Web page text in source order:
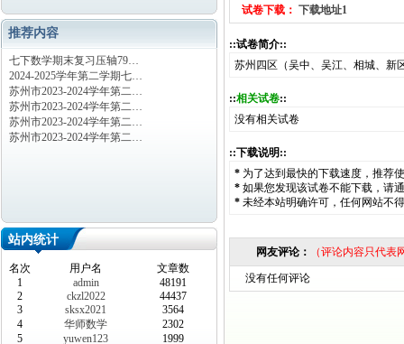
推荐内容
七下数学期末复习压轴79…
2024-2025学年第二学期七…
苏州市2023-2024学年第二…
苏州市2023-2024学年第二…
苏州市2023-2024学年第二…
苏州市2023-2024学年第二…
站内统计
名次 用户名
文章数
1
admin
48191
2
ckzl2022
44437
3
sksx2021
3564
4
华师数学
2302
5
yuwen123
1999
试卷下载： 下载地址1
::试卷简介::
苏州四区（吴中、吴江、相城、新
::相关试卷::
没有相关试卷
::下载说明::
* 为了达到最快的下载速度，推荐
* 如果您发现该试卷不能下载，请
* 未经本站明确许可，任何网站不
网友评论： （评论内容只代
没有任何评论